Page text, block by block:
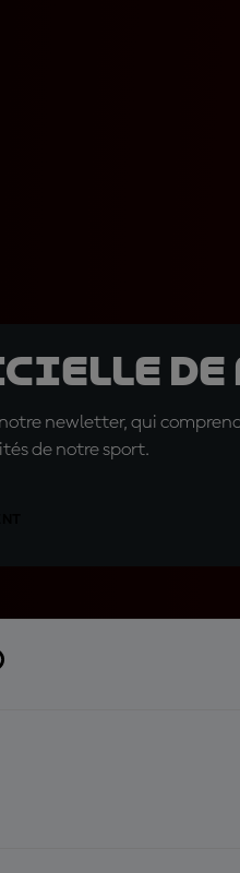
de
newletter, qui
de notre sport.